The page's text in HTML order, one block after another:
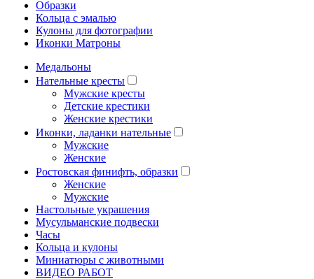
Образки
Кольца с эмалью
Кулоны для фотографии
Иконки Матроны
Медальоны
Нательные кресты
Мужские кресты
Детские крестики
Женские крестики
Иконки, ладанки нательные
Мужские
Женские
Ростовская финифть, образки
Женские
Мужские
Настольные украшения
Мусульманские подвески
Часы
Кольца и кулоны
Миниатюры с животными
ВИДЕО РАБОТ